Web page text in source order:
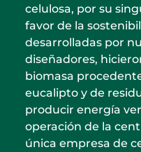
celulosa, por su
favor de la
desarrolladas por
diseñadores,
biomasa
eucalipto y de
producir energía
operación de la
única empresa de